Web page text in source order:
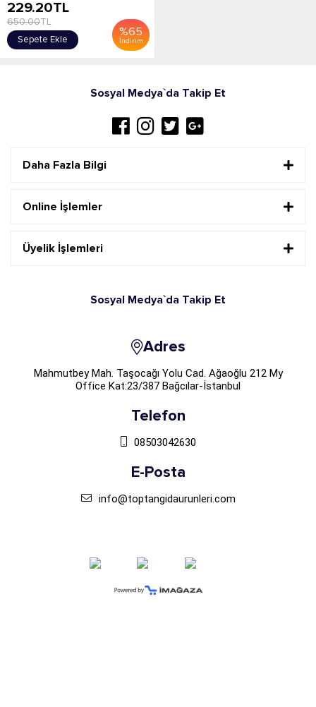
%65
İndirim
229.20TL
650.00TL
Sepete Ekle
Sosyal Medya`da Takip Et
Daha Fazla Bilgi
Online İşlemler
Üyelik İşlemleri
Sosyal Medya`da Takip Et
Adres
Mahmutbey Mah. Taşocağı Yolu Cad. Ağaoğlu 212 My
Office Kat:23/387 Bağcılar-İstanbul
Telefon
08503042630
E-Posta
info@toptangidaurunleri.com